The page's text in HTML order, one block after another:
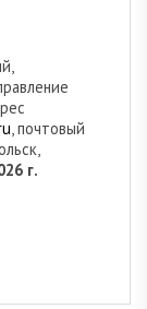
, почтовый
г.